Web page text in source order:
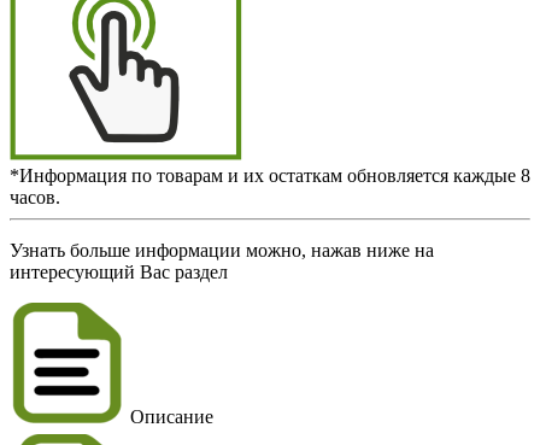
*Информация по товарам и их остаткам обновляется каждые 8
часов.
Узнать больше информации можно, нажав ниже на
интересующий Вас раздел
Описание